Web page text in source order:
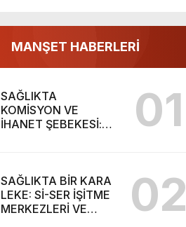
MANŞET HABERLERİ
SAĞLIKTA
KOMİSYON VE
İHANET ŞEBEKESİ:
VURGUNU!
01
SAĞLIKTA BİR KARA
LEKE: Sİ-SER İŞİTME
MERKEZLERİ VE
02